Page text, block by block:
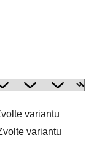
variantu
variantu